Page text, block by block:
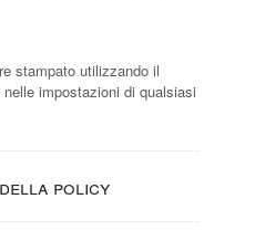
stampato utilizzando il
impostazioni di qualsiasi
policy